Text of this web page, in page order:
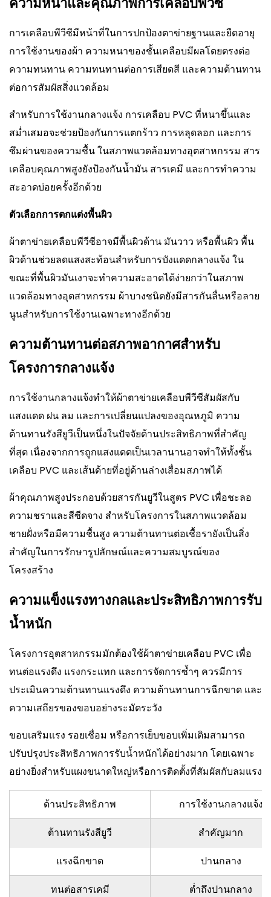
การเคลือบพีวีซีมีหน้าที่ในการปกป้องตาข่ายฐานและยืดอายุ
การใช้งานของผ้า ความหนาของชั้นเคลือบมีผลโดยตรงต่อ
ความทนทาน ความทนทานต่อการเสียดสี และความต้านทาน
ต่อการสัมผัสสิ่งแวดล้อม
สำหรับการใช้งานกลางแจ้ง การเคลือบ PVC ที่หนาขึ้นและ
สม่ำเสมอจะช่วยป้องกันการแตกร้าว การหลุดลอก และการ
ซึมผ่านของความชื้น ในสภาพแวดล้อมทางอุตสาหกรรม สาร
เคลือบคุณภาพสูงยังป้องกันน้ำมัน สารเคมี และการทำความ
สะอาดบ่อยครั้งอีกด้วย
ตัวเลือกการตกแต่งพื้นผิว
ผ้าตาข่ายเคลือบพีวีซีอาจมีพื้นผิวด้าน มันวาว หรือพื้นผิว พื้น
ผิวด้านช่วยลดแสงสะท้อนสำหรับการบังแดดกลางแจ้ง ใน
ขณะที่พื้นผิวมันเงาจะทำความสะอาดได้ง่ายกว่าในสภาพ
แวดล้อมทางอุตสาหกรรม ผ้าบางชนิดยังมีสารกันลื่นหรือลาย
นูนสำหรับการใช้งานเฉพาะทางอีกด้วย
ความต้านทานต่อสภาพอากาศสำหรับ
โครงการกลางแจ้ง
การใช้งานกลางแจ้งทำให้ผ้าตาข่ายเคลือบพีวีซีสัมผัสกับ
แสงแดด ฝน ลม และการเปลี่ยนแปลงของอุณหภูมิ ความ
ต้านทานรังสียูวีเป็นหนึ่งในปัจจัยด้านประสิทธิภาพที่สำคัญ
ที่สุด เนื่องจากการถูกแสงแดดเป็นเวลานานอาจทำให้ทั้งชั้น
เคลือบ PVC และเส้นด้ายที่อยู่ด้านล่างเสื่อมสภาพได้
ผ้าคุณภาพสูงประกอบด้วยสารกันยูวีในสูตร PVC เพื่อชะลอ
ความชราและสีซีดจาง สำหรับโครงการในสภาพแวดล้อม
ชายฝั่งหรือมีความชื้นสูง ความต้านทานต่อเชื้อรายังเป็นสิ่ง
สำคัญในการรักษารูปลักษณ์และความสมบูรณ์ของ
โครงสร้าง
ความแข็งแรงทางกลและประสิทธิภาพการรับ
น้ำหนัก
โครงการอุตสาหกรรมมักต้องใช้ผ้าตาข่ายเคลือบ PVC เพื่อ
ทนต่อแรงดึง แรงกระแทก และการจัดการซ้ำๆ ควรมีการ
ประเมินความต้านทานแรงดึง ความต้านทานการฉีกขาด และ
ความเสถียรของขอบอย่างระมัดระวัง
ขอบเสริมแรง รอยเชื่อม หรือการเย็บขอบเพิ่มเติมสามารถ
ปรับปรุงประสิทธิภาพการรับน้ำหนักได้อย่างมาก โดยเฉพาะ
อย่างยิ่งสำหรับแผงขนาดใหญ่หรือการติดตั้งที่สัมผัสกับลมแรง
ด้านประสิทธิภาพ การใช้งานกลางแจ้ง
ต้านทานรังสียูวี สำคัญมาก
แรงฉีกขาด ปานกลาง
ทนต่อสารเคมี ต่ำถึงปานกลาง